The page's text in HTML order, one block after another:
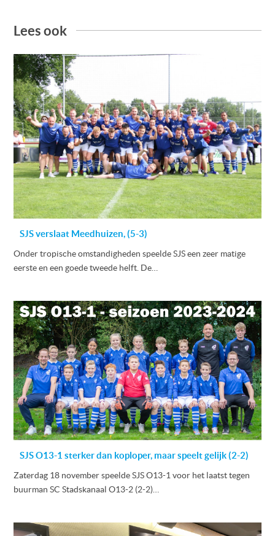
Lees ook
SJS verslaat Meedhuizen, (5-3)
Onder tropische omstandigheden speelde SJS een zeer matige
eerste en een goede tweede helft. De…
SJS O13-1 sterker dan koploper, maar speelt gelijk (2-2)
Zaterdag 18 november speelde SJS O13-1 voor het laatst tegen
buurman SC Stadskanaal O13-2 (2-2)…